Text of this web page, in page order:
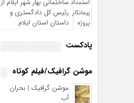
ساختمانی بهار شهر ایلام از
رئیس کل دادگستری و
داستان استان ایلام
پادکست
موشن گرافیک/فیلم کوتاه
موشن گرافیک | بحران
آب